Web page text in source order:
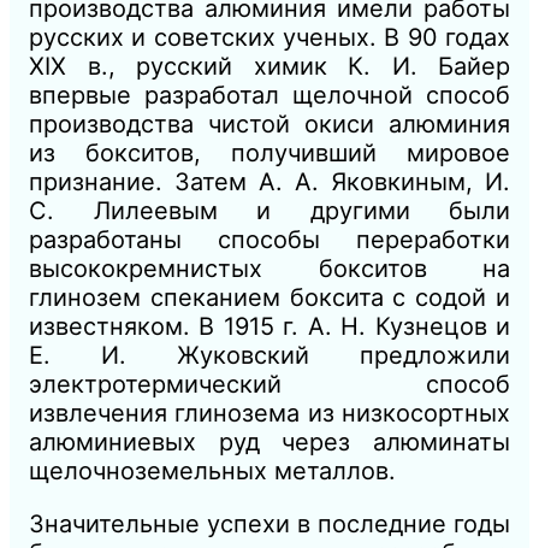
производства алюминия имели работы
русских и советских ученых. В 90 годах
XIX в., русский химик К. И. Байер
впервые разработал щелочной способ
производства чистой окиси алюминия
из бокситов, получивший мировое
признание. Затем А. А. Яковкиным, И.
С. Лилеевым и другими были
разработаны способы переработки
высококремнистых бокситов на
глинозем спеканием боксита с содой и
известняком. В 1915 г. А. Н. Кузнецов и
Е. И. Жуковский предложили
электротермический способ
извлечения глинозема из низкосортных
алюминиевых руд через алюминаты
щелочноземельных металлов.
Значительные успехи в последние годы